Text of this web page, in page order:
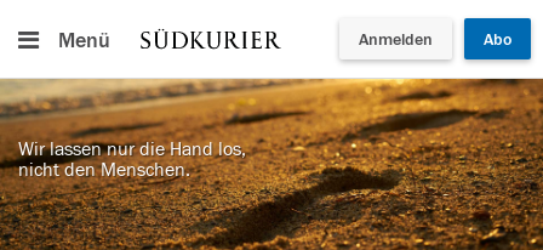
Menü Anmelden Abo
Wir lassen nur die Hand los,
nicht den Menschen.